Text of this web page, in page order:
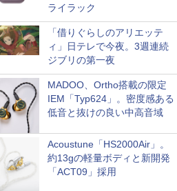
ライラック
「借りぐらしのアリエッテ
ィ」日テレで今夜。3週連続
ジブリの第一夜
MADOO、Ortho搭載の限定
IEM「Typ624」。密度感ある
低音と抜けの良い中高音域
Acoustune「HS2000Air」。
約13gの軽量ボディと新開発
「ACT09」採用